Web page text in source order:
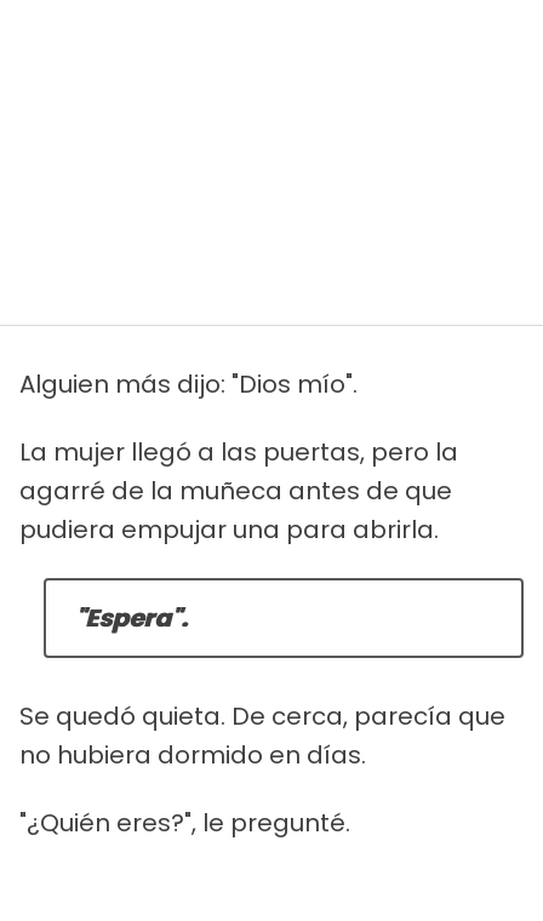
Alguien más dijo: "Dios mío".
La mujer llegó a las puertas, pero la
agarré de la muñeca antes de que
pudiera empujar una para abrirla.
"Espera".
Se quedó quieta. De cerca, parecía que
no hubiera dormido en días.
"¿Quién eres?", le pregunté.